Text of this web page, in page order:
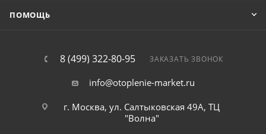
ПОМОЩЬ
8 (499) 322-80-95 ЗАКАЗАТЬ ЗВОНОК
info@otoplenie-market.ru
г. Москва, ул. Салтыковская 49А, ТЦ
"Волна"